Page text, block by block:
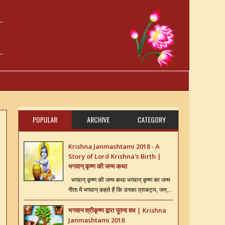
POPULAR ARCHIVE CATEGORY
Krishna Janmashtami 2018 - A
Story of Lord Krishna's Birth |
भगवान् कृष्ण की जन्म कथा
भगवान् कृष्ण की जन्म कथा भगवान् कृष्ण का जन्म
गीता में भगवान् कहते हैं कि उनका प्राकट्य, जन्...
भगवान श्रीकृष्ण द्वारा पूतना वध | Krishna
Janmashtami 2018